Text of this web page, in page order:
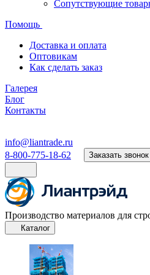
Сопутствующие
Помощь
Доставка и оплата
Оптовикам
Как сделать заказ
Галерея
Блог
Контакты
info@liantrade.ru
8-800-775-18-62
Заказать звонок
Производство материалов для
Каталог